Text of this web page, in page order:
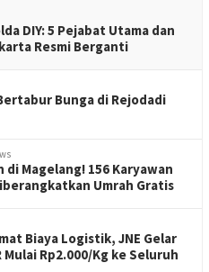
DIY: 5 Pejabat Utama dan
Resmi Berganti
Bunga di Rejodadi
di Magelang! 156 Karyawan
Umrah Gratis
Biaya Logistik, JNE Gelar
Rp2.000/Kg ke Seluruh